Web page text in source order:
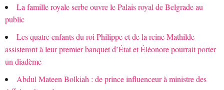
La famille royale serbe ouvre le Palais royal de Belgrade au
public
Les quatre enfants du roi Philippe et de la reine Mathilde
assisteront à leur premier banquet d’État et Éléonore pourrait porter
un diadème
Abdul Mateen Bolkiah : de prince influenceur à ministre des